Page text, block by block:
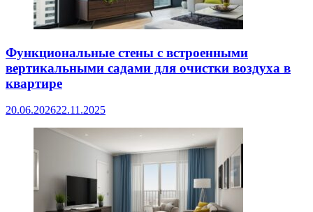
Функциональные стены с встроенными
вертикальными садами для очистки воздуха в
квартире
20.06.202622.11.2025